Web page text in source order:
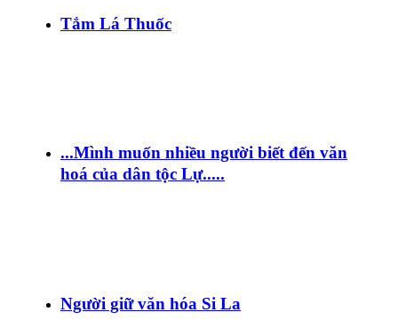
Tắm Lá Thuốc
...Mình muốn nhiều người biết đến văn
hoá của dân tộc Lự.....
Người giữ văn hóa Si La